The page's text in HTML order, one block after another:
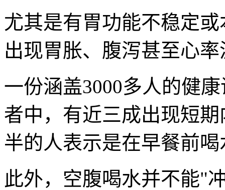
尤其是有胃功能不稳定
出现胃胀、腹泻甚至心
一份涵盖3000多人的健
者中，有近三成出现短
半的人表示是在早餐前
此外，空腹喝水并不能"